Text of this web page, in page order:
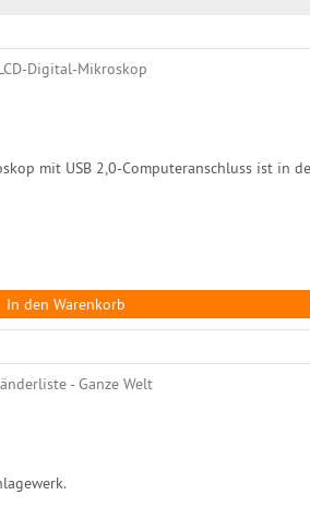
mit USB 2,0-Computeranschluss ist in
In den Warenkorb